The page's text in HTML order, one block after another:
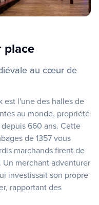
place
au cœur de
est l'une des halles de
au monde, propriété
660 ans. Cette
de 1357 vous
marchands firent de
merchant adventurer
investissait son propre
rapportant des